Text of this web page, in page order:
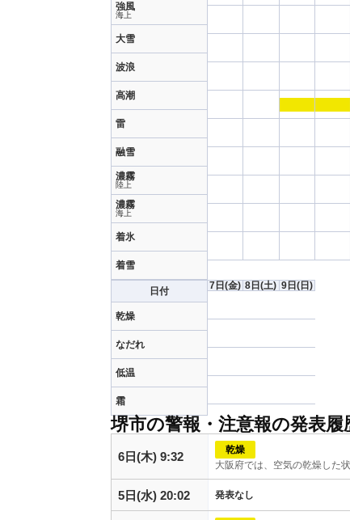
強風
海上
大雪
波浪
高潮
雷
融雪
濃霧
陸上
濃霧
海上
着氷
着雪
日付
乾燥
なだれ
低温
霜
7日(金) 8日(土) 9日 (日)
堺市の警報・注意報の発表履
6日(木) 9:32
乾燥
大阪府では、空気の乾燥した
5日(水) 20:02 発表なし